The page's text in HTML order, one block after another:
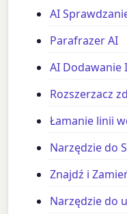
AI
Parafrazer AI
AI Dodawanie
Rozszerzacz
Łamanie linii
Narzędzie do
Znajdź i
Narzędzie do